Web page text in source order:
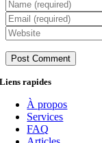
Liens rapides
À propos
Services
FAQ